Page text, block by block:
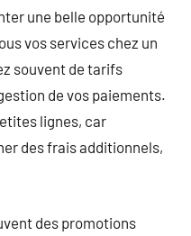
une belle opportunité
vos services chez un
souvent de tarifs
de vos paiements.
lignes, car
des frais additionnels,
des promotions